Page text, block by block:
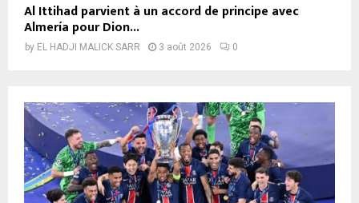
Al Ittihad parvient à un accord de principe avec
Almería pour Dion...
by EL HADJI MALICK SARR 3 août 2026 0